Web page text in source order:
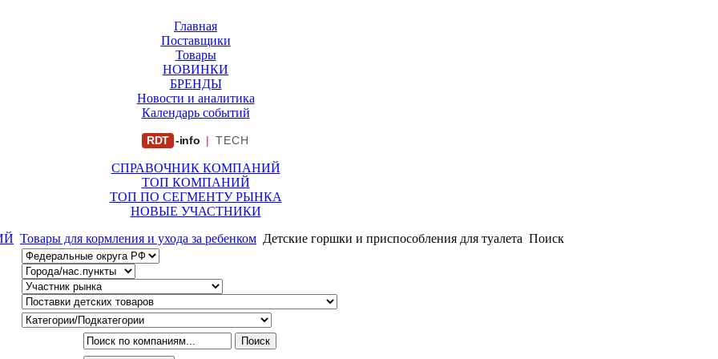
Главная
Поставщики
Товары
НОВИНКИ
БРЕНДЫ
Новости и аналитика
Календарь событий
RDT -info | TECH
СПРАВОЧНИК КОМПАНИЙ
ТОП КОМПАНИЙ
ТОП ПО СЕГМЕНТУ РЫНКА
НОВЫЕ УЧАСТНИКИ
Товары для кормления и ухода за ребенком Детские горшки и приспособления для туалета Поиск